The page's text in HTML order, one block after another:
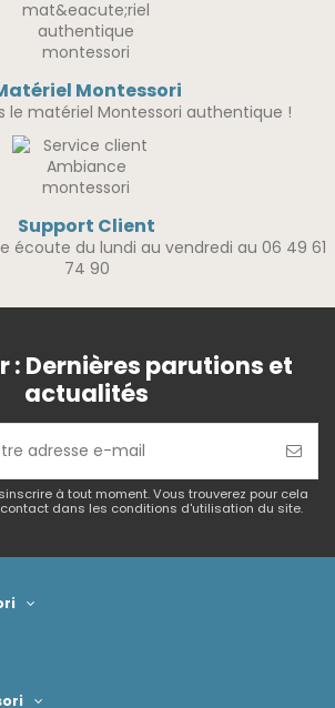
Montessori
le matériel Montessori authentique !
Support Client
écoute du lundi au vendredi au 06 49 61
74 90
: Dernières parutions et
actualités
à tout moment. Vous trouverez pour cela
dans les conditions d'utilisation du site.